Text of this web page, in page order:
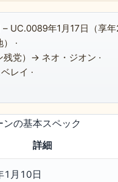
UC.0089年1月17日（享年
·
残党）→ ネオ・ジオン ·
レイ ·
の基本スペック
詳細
1月10日